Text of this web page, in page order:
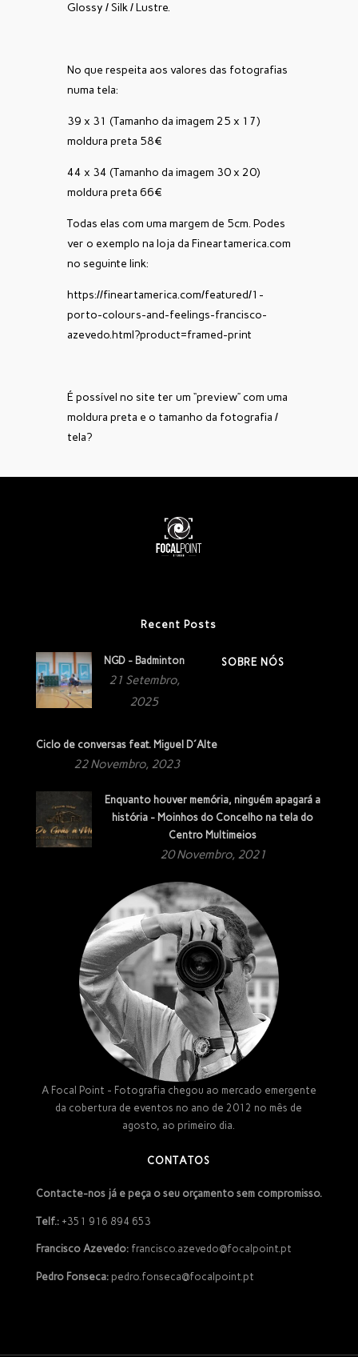
Glossy / Silk / Lustre.
No que respeita aos valores das fotografias
numa tela:
39 x 31 (Tamanho da imagem 25 x 17)
moldura preta 58€
44 x 34 (Tamanho da imagem 30 x 20)
moldura preta 66€
Todas elas com uma margem de 5cm. Podes
ver o exemplo na loja da Fineartamerica.com
no seguinte link:
https://fineartamerica.com/featured/1-
porto-colours-and-feelings-francisco-
azevedo.html?product=framed-print
É possível no site ter um “preview” com uma
moldura preta e o tamanho da fotografia /
tela?
Recent Posts
NGD - Badminton
21 Setembro,
2025
Ciclo de conversas feat. Miguel D´Alte
22 Novembro, 2023
Enquanto houver memória, ninguém apagará a
história - Moinhos do Concelho na tela do
Centro Multimeios
20 Novembro, 2021
SOBRE NÓS
A Focal Point - Fotografia chegou ao mercado emergente
da cobertura de eventos no ano de 2012 no mês de
agosto, ao primeiro dia.
CONTATOS
Contacte-nos já e peça o seu orçamento sem compromisso.
Telf.:+351 916 894 653
Francisco Azevedo:francisco.azevedo@focalpoint.pt
Pedro Fonseca:pedro.fonseca@focalpoint.pt